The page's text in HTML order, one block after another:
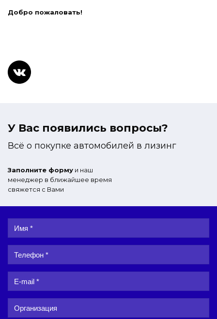
Добро пожаловать!
У Вас появились вопросы?
Всё о покупке автомобилей в лизинг
Заполните форму и наш
менеджер в ближайшее время
свяжется с Вами